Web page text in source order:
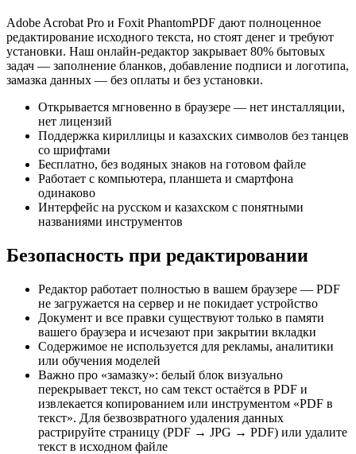
Adobe Acrobat Pro и Foxit PhantomPDF дают полноценное
редактирование исходного текста, но стоят денег и требуют
установки. Наш онлайн-редактор закрывает 80% бытовых
задач — заполнение бланков, добавление подписи и логотипа,
замазка данных — без оплаты и без установки.
Открывается мгновенно в браузере — нет инсталляции,
нет лицензий
Поддержка кириллицы и казахских символов без танцев
со шрифтами
Бесплатно, без водяных знаков на готовом файле
Работает с компьютера, планшета и смартфона
одинаково
Интерфейс на русском и казахском с понятными
названиями инструментов
Безопасность при редактировании
Редактор работает полностью в вашем браузере — PDF
не загружается на сервер и не покидает устройство
Документ и все правки существуют только в памяти
вашего браузера и исчезают при закрытии вкладки
Содержимое не используется для рекламы, аналитики
или обучения моделей
Важно про «замазку»: белый блок визуально
перекрывает текст, но сам текст остаётся в PDF и
извлекается копированием или инструментом «PDF в
текст». Для безвозвратного удаления данных
растрируйте страницу (PDF → JPG → PDF) или удалите
текст в исходном файле